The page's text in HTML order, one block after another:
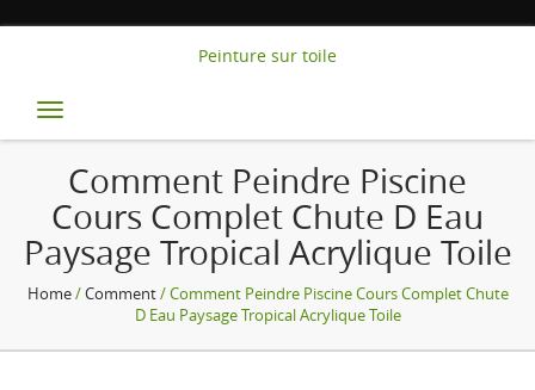
Peinture sur toile
Toggle
navigation
Comment Peindre Piscine
Cours Complet Chute D Eau
Paysage Tropical Acrylique Toile
Home/Comment/ Comment Peindre Piscine Cours Complet Chute
D Eau Paysage Tropical Acrylique Toile